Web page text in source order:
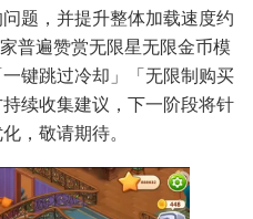
题，并提升整体加载速度约
普遍赞赏无限星无限金币模
键跳过冷却」「无限制购买
续收集建议，下一阶段将针
，敬请期待。